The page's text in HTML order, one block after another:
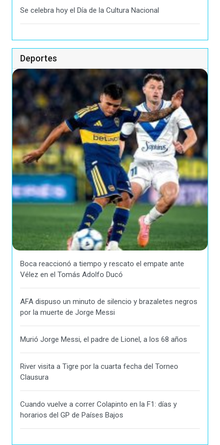
Se celebra hoy el Día de la Cultura Nacional
Deportes
Boca reaccionó a tiempo y rescato el empate ante
Vélez en el Tomás Adolfo Ducó
AFA dispuso un minuto de silencio y brazaletes negros
por la muerte de Jorge Messi
Murió Jorge Messi, el padre de Lionel, a los 68 años
River visita a Tigre por la cuarta fecha del Torneo
Clausura
Cuando vuelve a correr Colapinto en la F1: días y
horarios del GP de Países Bajos